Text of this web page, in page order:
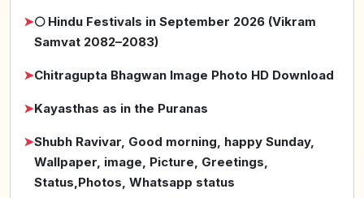
➤🌕 Hindu Festivals in September 2026 (Vikram
Samvat 2082–2083)
➤Chitragupta Bhagwan Image Photo HD Download
➤Kayasthas as in the Puranas
➤Shubh Ravivar, Good morning, happy Sunday,
Wallpaper, image, Picture, Greetings,
Status,Photos, Whatsapp status